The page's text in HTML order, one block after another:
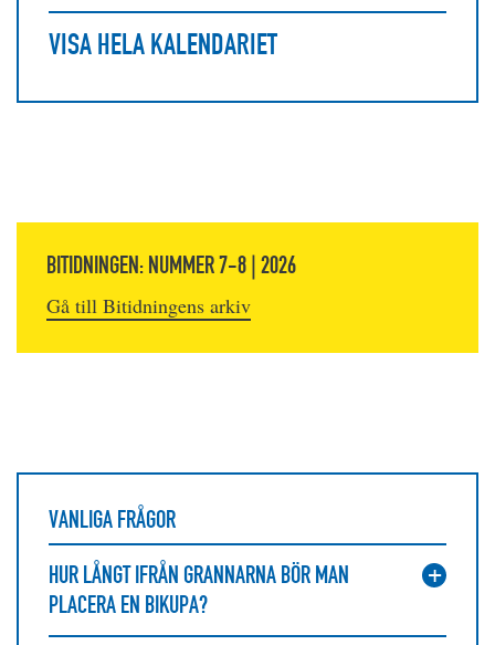
VISA HELA KALENDARIET
BITIDNINGEN: NUMMER 7-8 | 2026
Gå till Bitidningens arkiv
VANLIGA FRÅGOR
HUR LÅNGT IFRÅN GRANNARNA BÖR MAN
PLACERA EN BIKUPA?